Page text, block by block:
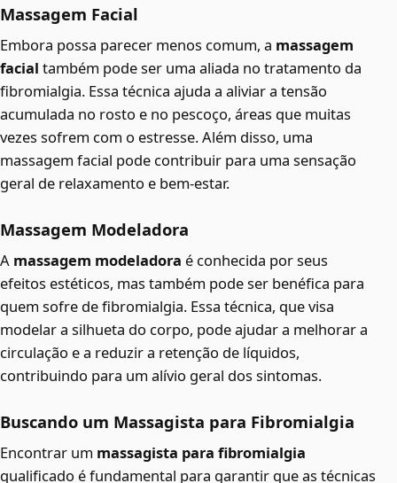
Massagem Facial
Embora possa parecer menos comum, a massagem
facial também pode ser uma aliada no tratamento da
fibromialgia. Essa técnica ajuda a aliviar a tensão
acumulada no rosto e no pescoço, áreas que muitas
vezes sofrem com o estresse. Além disso, uma
massagem facial pode contribuir para uma sensação
geral de relaxamento e bem-estar.
Massagem Modeladora
A massagem modeladora é conhecida por seus
efeitos estéticos, mas também pode ser benéfica para
quem sofre de fibromialgia. Essa técnica, que visa
modelar a silhueta do corpo, pode ajudar a melhorar a
circulação e a reduzir a retenção de líquidos,
contribuindo para um alívio geral dos sintomas.
Buscando um Massagista para Fibromialgia
Encontrar um massagista para fibromialgia
qualificado é fundamental para garantir que as técnicas